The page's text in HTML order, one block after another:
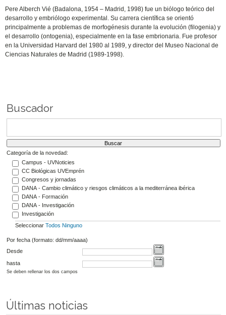
Pere Alberch Vié (Badalona, 1954 – Madrid, 1998) fue un biólogo teórico del
desarrollo y embriólogo experimental. Su carrera científica se orientó
principalmente a problemas de morfogénesis durante la evolución (filogenia) y
el desarrollo (ontogenia), especialmente en la fase embrionaria. Fue profesor
en la Universidad Harvard del 1980 al 1989, y director del Museo Nacional de
Ciencias Naturales de Madrid (1989-1998).
Buscador
Categoría de la novedad:
Campus - UVNoticies
CC Biológicas UVEmprén
Congresos y jornadas
DANA - Cambio climático y riesgos climáticos a la mediterránea ibérica
DANA - Formación
DANA - Investigación
Investigación
Seleccionar Todos Ninguno
Por fecha (formato: dd/mm/aaaa)
Desde
hasta
Se deben rellenar los dos campos
Últimas noticias